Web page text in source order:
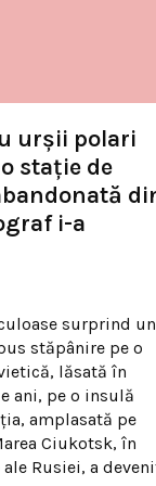
urșii polari
stație de
i-a
surprind un
stăpânire pe o
lăsată în
ani, pe o insulă
amplasată pe
Ciukotsk, în
Rusiei, a